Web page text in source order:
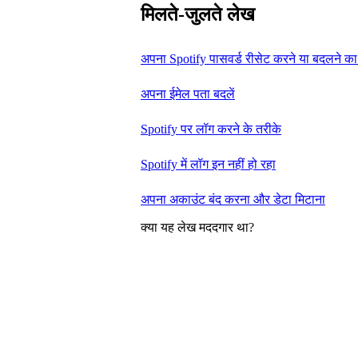
मिलते-जुलते लेख
अपना Spotify पासवर्ड रीसेट करने या बदलने का
अपना ईमेल पता बदलें
Spotify पर लॉग करने के तरीके
Spotify में लॉग इन नहीं हो रहा
अपना अकाउंट बंद करना और डेटा मिटाना
क्या यह लेख मददगार था?